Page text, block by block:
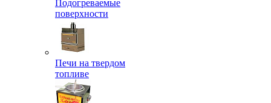
Подогреваемые
поверхности
Печи на твердом
топливе